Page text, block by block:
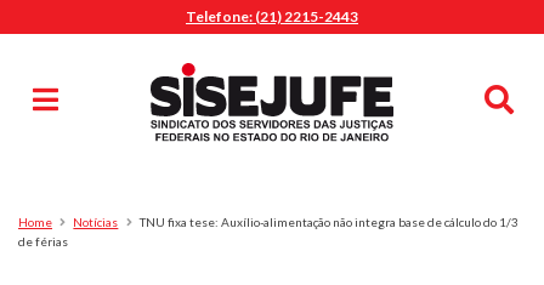
Telefone: (21) 2215-2443
Pesquisa
Home Notícias
TNU fixa tese: Auxílio-alimentação não integra base de cálculo do 1/3
de férias
MENU
Sindicalize-se
Jurídico